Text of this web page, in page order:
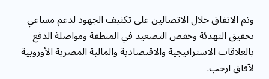
وتم الاتفاق خلال الاتصالين على تكثيف الجهود لدعم مساعي
تحقيق التهدئة وخفض التصعيد في المنطقة ومواصلة الدفع
بالعلاقات الاستراتيجية والاقتصادية والمالية المصرية الأوروبية
لآفاق ارحب.